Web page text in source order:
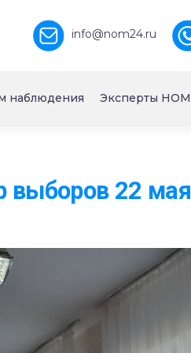
info@nom24.ru
наблюдения Эксперты НОМ
выборов 22 мая